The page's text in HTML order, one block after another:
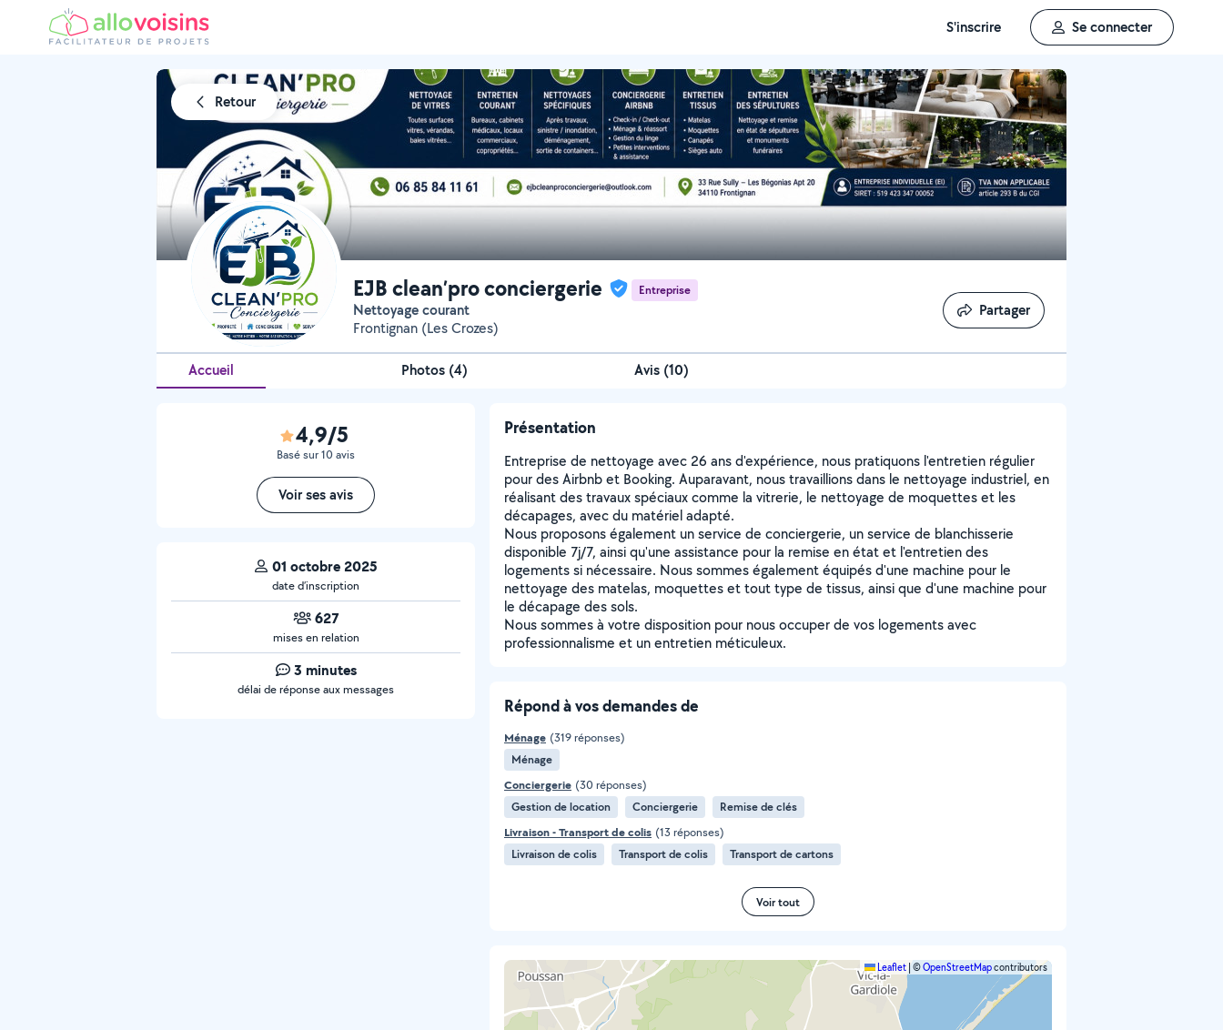
S'inscrire Se connecter
Retour
EJB clean’pro conciergerie Entreprise
Nettoyage courant
Frontignan (Les Crozes)
Partager
Partager
Accueil Photos (4) Avis (10)
4,9/5
Basé sur 10 avis
Voir ses avis
01 octobre 2025
date d’inscription
627
mises en relation
3 minutes
délai de réponse aux messages
Présentation
Entreprise de nettoyage avec 26 ans d'expérience, nous pratiquons l'entretien régulier
pour des Airbnb et Booking. Auparavant, nous travaillions dans le nettoyage industriel, en
réalisant des travaux spéciaux comme la vitrerie, le nettoyage de moquettes et les
décapages, avec du matériel adapté.
Nous proposons également un service de conciergerie, un service de blanchisserie
disponible 7j/7, ainsi qu'une assistance pour la remise en état et l'entretien des
logements si nécessaire. Nous sommes également équipés d'une machine pour le
nettoyage des matelas, moquettes et tout type de tissus, ainsi que d'une machine pour
le décapage des sols.
Nous sommes à votre disposition pour nous occuper de vos logements avec
professionnalisme et un entretien méticuleux.
Répond à vos demandes de
Ménage (319 réponses)
Ménage
Conciergerie (30 réponses)
Gestion de location
Conciergerie
Remise de clés
Livraison - Transport de colis (13 réponses)
Livraison de colis
Transport de colis Transport de cartons
Voir tout
Leaflet|©OpenStreetMapcontributors